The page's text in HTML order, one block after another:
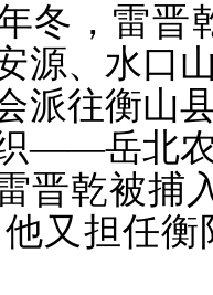
冬，雷晋
源、水口
派往衡山
——岳北农
晋乾被捕
又担任